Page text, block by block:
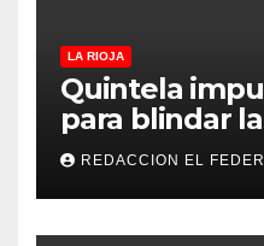
LA RIOJA
Quintela
para blindar
de La Rioja:
principales
REDACCION EL